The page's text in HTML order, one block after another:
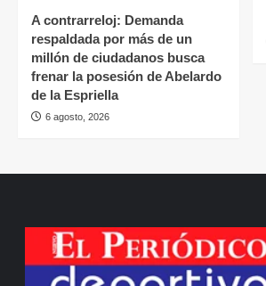
A contrarreloj: Demanda
respaldada por más de un
millón de ciudadanos busca
frenar la posesión de Abelardo
de la Espriella
6 agosto, 2026